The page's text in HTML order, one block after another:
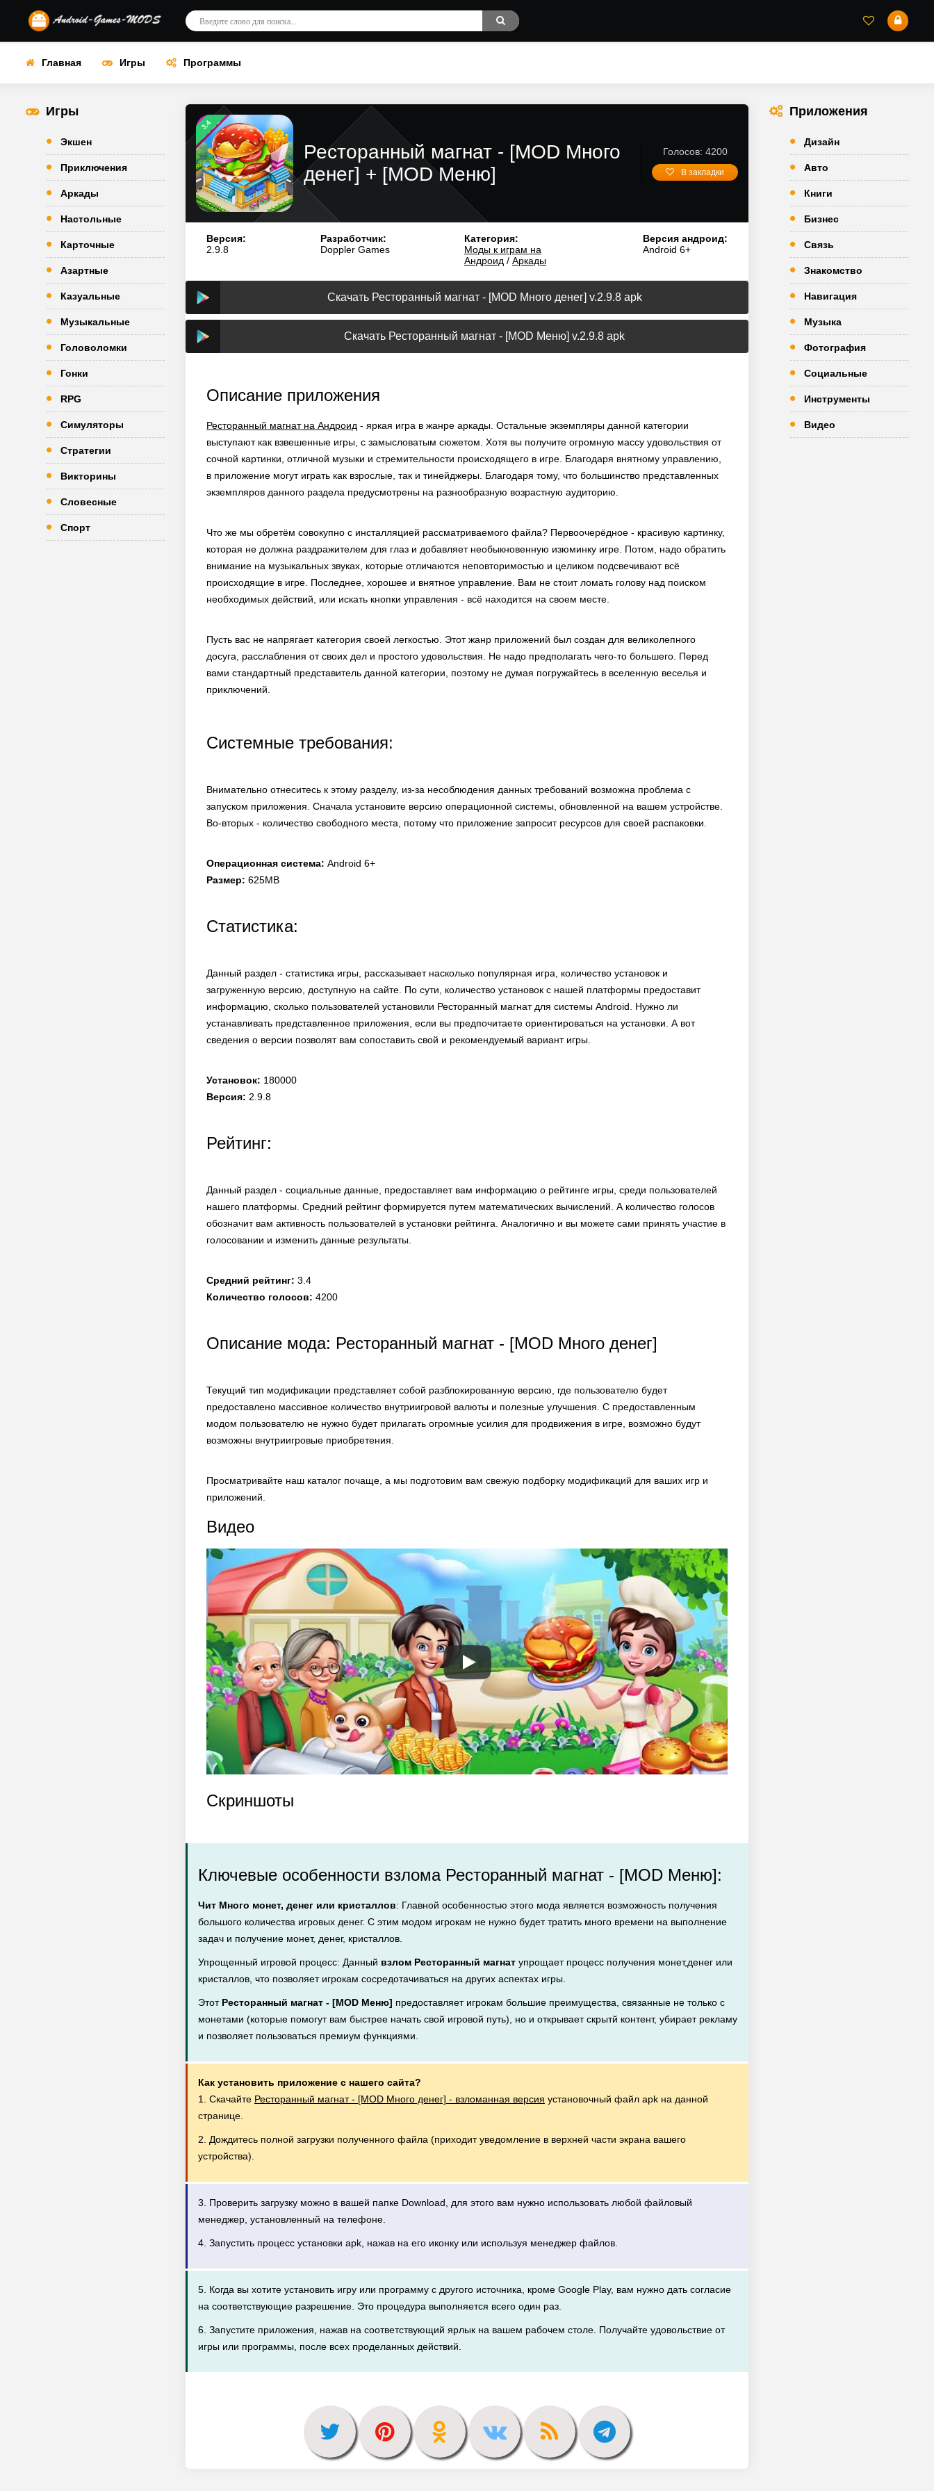
Главная Игры Программы
Игры
Экшен
Приключения
Аркады
Настольные
Карточные
Азартные
Казуальные
Музыкальные
Головоломки
Гонки
RPG
Симуляторы
Стратегии
Викторины
Словесные
Спорт
3.4
Ресторанный магнат - [MOD Много
денег] + [MOD Меню]
Голосов: 4200
В закладки
Версия:
2.9.8
Разработчик:
Doppler Games
Категория:
Моды к играм на
Андроид / Аркады
Версия андроид:
Android 6+
Скачать Ресторанный магнат - [MOD Много денег] v.2.9.8 apk
Скачать Ресторанный магнат - [MOD Меню] v.2.9.8 apk
Описание приложения
Ресторанный магнат на Андроид - яркая игра в жанре аркады. Остальные экземпляры данной категории
выступают как взвешенные игры, с замысловатым сюжетом. Хотя вы получите огромную массу удовольствия от
сочной картинки, отличной музыки и стремительности происходящего в игре. Благодаря внятному управлению,
в приложение могут играть как взрослые, так и тинейджеры. Благодаря тому, что большинство представленных
экземпляров данного раздела предусмотрены на разнообразную возрастную аудиторию.
Что же мы обретём совокупно с инсталляцией рассматриваемого файла? Первоочерёдное - красивую картинку,
которая не должна раздражителем для глаз и добавляет необыкновенную изюминку игре. Потом, надо обратить
внимание на музыкальных звуках, которые отличаются неповторимостью и целиком подсвечивают всё
происходящие в игре. Последнее, хорошее и внятное управление. Вам не стоит ломать голову над поиском
необходимых действий, или искать кнопки управления - всё находится на своем месте.
Пусть вас не напрягает категория своей легкостью. Этот жанр приложений был создан для великолепного
досуга, расслабления от своих дел и простого удовольствия. Не надо предполагать чего-то большего. Перед
вами стандартный представитель данной категории, поэтому не думая погружайтесь в вселенную веселья и
приключений.
Системные требования:
Внимательно отнеситесь к этому разделу, из-за несоблюдения данных требований возможна проблема с
запуском приложения. Сначала установите версию операционной системы, обновленной на вашем устройстве.
Во-вторых - количество свободного места, потому что приложение запросит ресурсов для своей распаковки.
Операционная система: Android 6+
Размер: 625MB
Статистика:
Данный раздел - статистика игры, рассказывает насколько популярная игра, количество установок и
загруженную версию, доступную на сайте. По сути, количество установок с нашей платформы предоставит
информацию, сколько пользователей установили Ресторанный магнат для системы Android. Нужно ли
устанавливать представленное приложения, если вы предпочитаете ориентироваться на установки. А вот
сведения о версии позволят вам сопоставить свой и рекомендуемый вариант игры.
Установок: 180000
Версия: 2.9.8
Рейтинг:
Данный раздел - социальные данные, предоставляет вам информацию о рейтинге игры, среди пользователей
нашего платформы. Средний рейтинг формируется путем математических вычислений. А количество голосов
обозначит вам активность пользователей в установки рейтинга. Аналогично и вы можете сами принять участие в
голосовании и изменить данные результаты.
Средний рейтинг: 3.4
Количество голосов: 4200
Описание мода: Ресторанный магнат - [MOD Много денег]
Текущий тип модификации представляет собой разблокированную версию, где пользователю будет
предоставлено массивное количество внутриигровой валюты и полезные улучшения. С предоставленным
модом пользователю не нужно будет прилагать огромные усилия для продвижения в игре, возможно будут
возможны внутриигровые приобретения.
Просматривайте наш каталог почаще, а мы подготовим вам свежую подборку модификаций для ваших игр и
приложений.
Видео
Скриншоты
Ключевые особенности взлома Ресторанный магнат - [MOD Меню]:
Чит Много монет, денег или кристаллов: Главной особенностью этого мода является возможность получения
большого количества игровых денег. С этим модом игрокам не нужно будет тратить много времени на выполнение
задач и получение монет, денег, кристаллов.
Упрощенный игровой процесс: Данный взлом Ресторанный магнат упрощает процесс получения монет,денег или
кристаллов, что позволяет игрокам сосредотачиваться на других аспектах игры.
Этот Ресторанный магнат - [MOD Меню] предоставляет игрокам большие преимущества, связанные не только с
монетами (которые помогут вам быстрее начать свой игровой путь), но и открывает скрытй контент, убирает рекламу
и позволяет пользоваться премиум функциями.
Как установить приложение с нашего сайта?
1. Скачайте Ресторанный магнат - [MOD Много денег] - взломанная версия установочный файл apk на данной
странице.
2. Дождитесь полной загрузки полученного файла (приходит уведомление в верхней части экрана вашего
устройства).
3. Проверить загрузку можно в вашей папке Download, для этого вам нужно использовать любой файловый
менеджер, установленный на телефоне.
4. Запустить процесс установки apk, нажав на его иконку или используя менеджер файлов.
5. Когда вы хотите установить игру или программу с другого источника, кроме Google Play, вам нужно дать согласие
на соответствующие разрешение. Это процедура выполняется всего один раз.
6. Запустите приложения, нажав на соответствующий ярлык на вашем рабочем столе. Получайте удовольствие от
игры или программы, после всех проделанных действий.
Приложения
Дизайн
Авто
Книги
Бизнес
Связь
Знакомство
Навигация
Музыка
Фотография
Социальные
Инструменты
Видео